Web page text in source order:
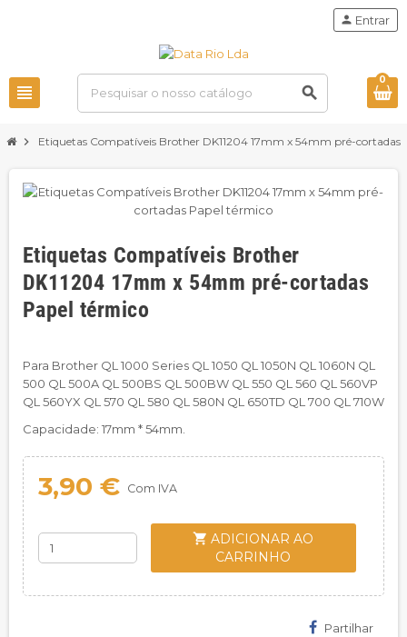
view_headline search
person Entrar
0
chevron_right Etiquetas Compatíveis Brother DK11204 17mm x 54mm pré-cortadas
Etiquetas Compatíveis Brother
DK11204 17mm x 54mm pré-cortadas
Papel térmico
Para Brother QL 1000 Series QL 1050 QL 1050N QL 1060N QL
500 QL 500A QL 500BS QL 500BW QL 550 QL 560 QL 560VP
QL 560YX QL 570 QL 580 QL 580N QL 650TD QL 700 QL 710W
Capacidade: 17mm * 54mm.
3,90 € Com IVA
shopping_cart ADICIONAR AO
CARRINHO
Partilhar